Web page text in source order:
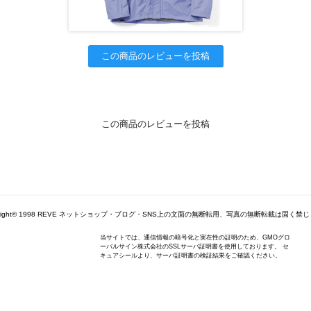
この商品のレビューを投稿
この商品のレビューを投稿
1998 REVE ネットショップ・ブログ・SNS上の文面の無断転用、写真の無断転載は固く禁じ
当サイトでは、通信情報の暗号化と実在性の証明のため、GMOグロ
ーバルサイン株式会社のSSLサーバ証明書を使用しております。 セ
キュアシールより、サーバ証明書の検証結果をご確認ください。